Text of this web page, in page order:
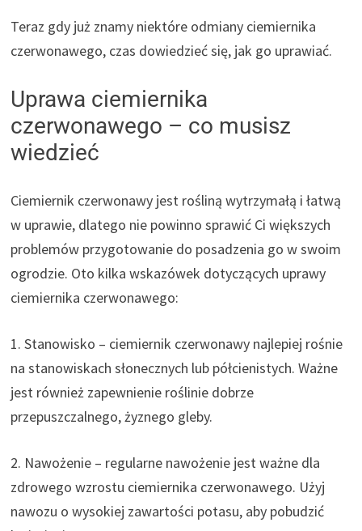
Teraz gdy już znamy niektóre odmiany ciemiernika
czerwonawego, czas dowiedzieć się, jak go uprawiać.
Uprawa ciemiernika
czerwonawego – co musisz
wiedzieć
Ciemiernik czerwonawy jest rośliną wytrzymałą i łatwą
w uprawie, dlatego nie powinno sprawić Ci większych
problemów przygotowanie do posadzenia go w swoim
ogrodzie. Oto kilka wskazówek dotyczących uprawy
ciemiernika czerwonawego:
1. Stanowisko – ciemiernik czerwonawy najlepiej rośnie
na stanowiskach słonecznych lub półcienistych. Ważne
jest również zapewnienie roślinie dobrze
przepuszczalnego, żyznego gleby.
2. Nawożenie – regularne nawożenie jest ważne dla
zdrowego wzrostu ciemiernika czerwonawego. Użyj
nawozu o wysokiej zawartości potasu, aby pobudzić